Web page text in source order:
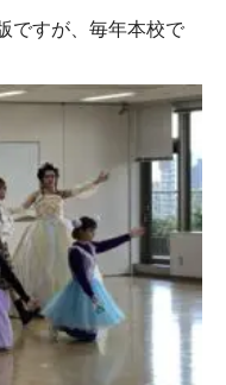
ですが、毎年本校で